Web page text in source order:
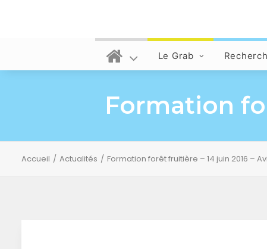
Le Grab
Formation
Accueil Actualités Formation forêt fruitière – 14 juin 2016 –